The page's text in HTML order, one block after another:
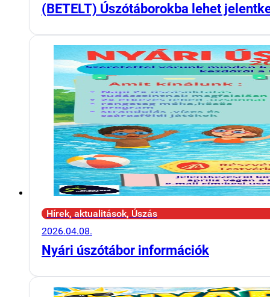
(BETELT) Úszótáborokba lehet
Hírek, aktualitások, Úszás
2026.04.08.
Nyári úszótábor információk